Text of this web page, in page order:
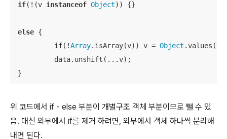
if(!(v instanceof Object)) {}
else {
if(!Array.isArray(v)) v = Object
          data.unshift(...v);
}
위 코드에서 if - else 부분이 개별구조 객체 부분이므로 뺄 수 있
음. 대신 외부에서 if를 제거 하려면, 외부에서 객체 하나씩 분리해
내면 된다.